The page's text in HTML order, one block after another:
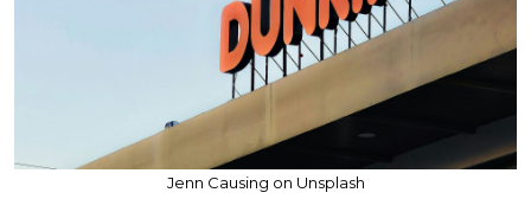
Jenn Causing on Unsplash